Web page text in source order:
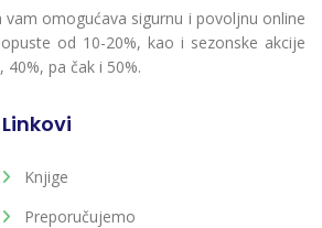
omogućava sigurnu i povoljnu online
od 10-20%, kao i sezonske akcije
pa čak i 50%.
Linkovi
Knjige
Preporučujemo